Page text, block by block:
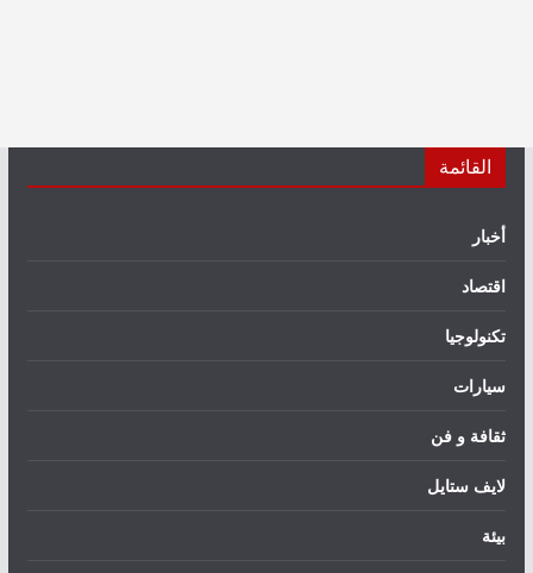
القائمة
أخبار
اقتصاد
تكنولوجيا
سيارات
ثقافة و فن
لايف ستايل
بيئة